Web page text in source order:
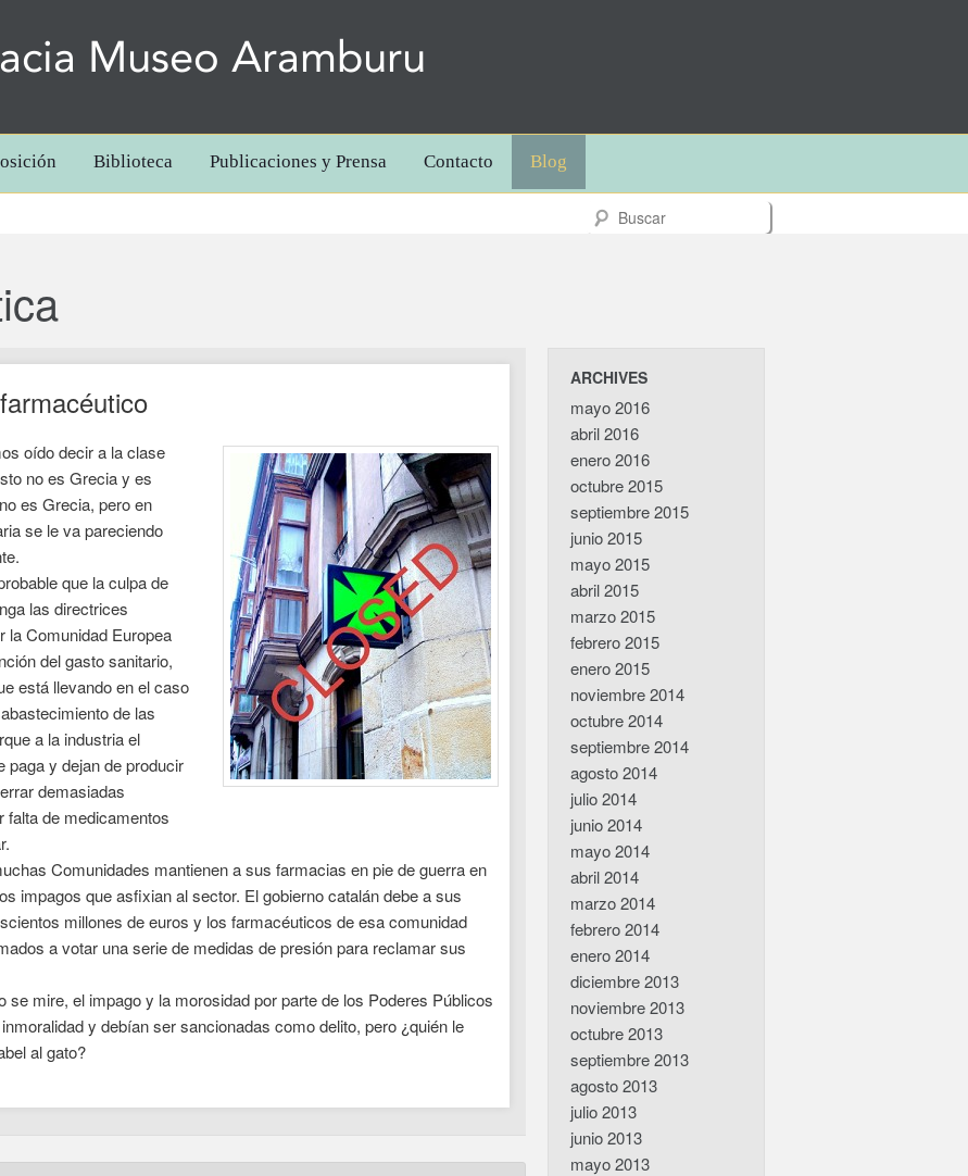
Museo Aramburu
Biblioteca Publicaciones y Prensa Contacto Blog
oído decir a la clase
no es Grecia y es
es Grecia, pero en
se le va pareciendo
que la culpa de
las directrices
la Comunidad Europea
del gasto sanitario,
está llevando en el caso
de las
a la industria el
paga y dejan de producir
demasiadas
falta de medicamentos
Comunidades mantienen a sus farmacias en pie de guerra en
impagos que asfixian al sector. El gobierno catalán debe a sus
millones de euros y los farmacéuticos de esa comunidad
a votar una serie de medidas de presión para reclamar sus
se mire, el impago y la morosidad por parte de los Poderes Públicos
y debían ser sancionadas como delito, pero ¿quién le
al gato?
ARCHIVES
mayo 2016
abril 2016
enero 2016
octubre 2015
septiembre 2015
junio 2015
mayo 2015
abril 2015
marzo 2015
febrero 2015
enero 2015
noviembre 2014
octubre 2014
septiembre 2014
agosto 2014
julio 2014
junio 2014
mayo 2014
abril 2014
marzo 2014
febrero 2014
enero 2014
diciembre 2013
noviembre 2013
octubre 2013
septiembre 2013
agosto 2013
julio 2013
junio 2013
mayo 2013